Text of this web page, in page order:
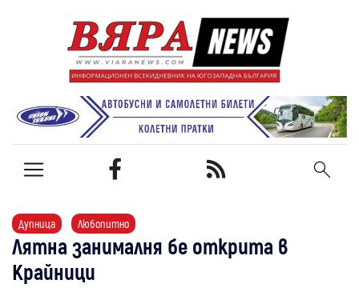
Дупница Любопитно
Лятна занималня бе открита в
Крайници